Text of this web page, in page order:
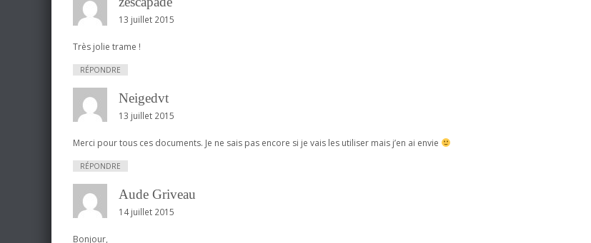
13 juillet 2015
Très jolie trame !
RÉPONDRE
Neigedvt
13 juillet 2015
Merci pour tous ces documents. Je ne sais pas encore si je vais les utiliser mais j’en ai envie
RÉPONDRE
Aude Griveau
14 juillet 2015
Bonjour,